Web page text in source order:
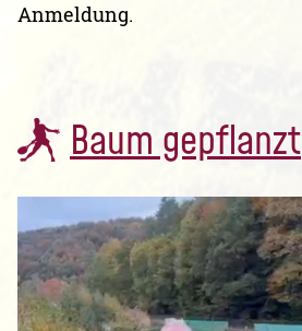
Anmeldung.
Baum gepflanzt